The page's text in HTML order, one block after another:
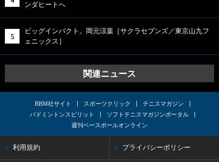
ンダヒートへ
ビッグインパクト。岡元涼葉［サクラセブンズ／東京山九フ
ェニックス］
関連ニュース
BBM社サイト スポーツクリック
テニスマガジン
バドミントンスピリット
ソフトテニスマガジンポータル
週刊ベースボールオンライン
利用規約 プライバシーポリシー